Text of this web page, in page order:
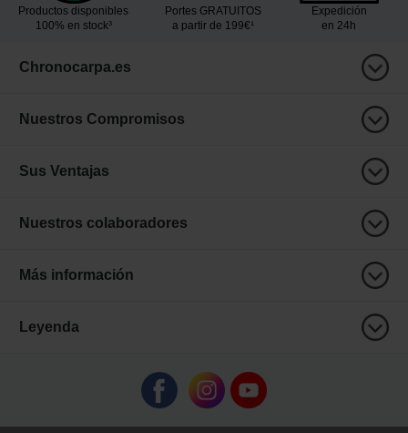
Productos disponibles
100% en stock³
Portes GRATUITOS
a partir de 199€¹
Expedición
en 24h
Chronocarpa.es
Nuestros Compromisos
Sus Ventajas
Nuestros colaboradores
Más información
Leyenda